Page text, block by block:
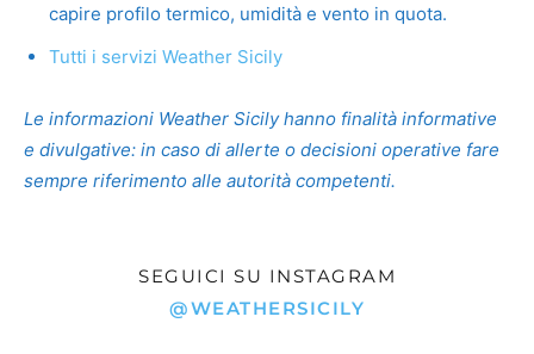
capire profilo termico, umidità e vento in quota.
Tutti i servizi Weather Sicily
Le informazioni Weather Sicily hanno finalità informative
e divulgative: in caso di allerte o decisioni operative fare
sempre riferimento alle autorità competenti.
SEGUICI SU INSTAGRAM
@WEATHERSICILY